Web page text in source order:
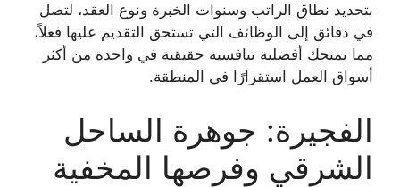
بتحديد نطاق الراتب وسنوات الخبرة ونوع العقد، لتصل
في دقائق إلى الوظائف التي تستحق التقديم عليها فعلاً،
مما يمنحك أفضلية تنافسية حقيقية في واحدة من أكثر
أسواق العمل استقرارًا في المنطقة.
الفجيرة: جوهرة الساحل
الشرقي وفرصها المخفية